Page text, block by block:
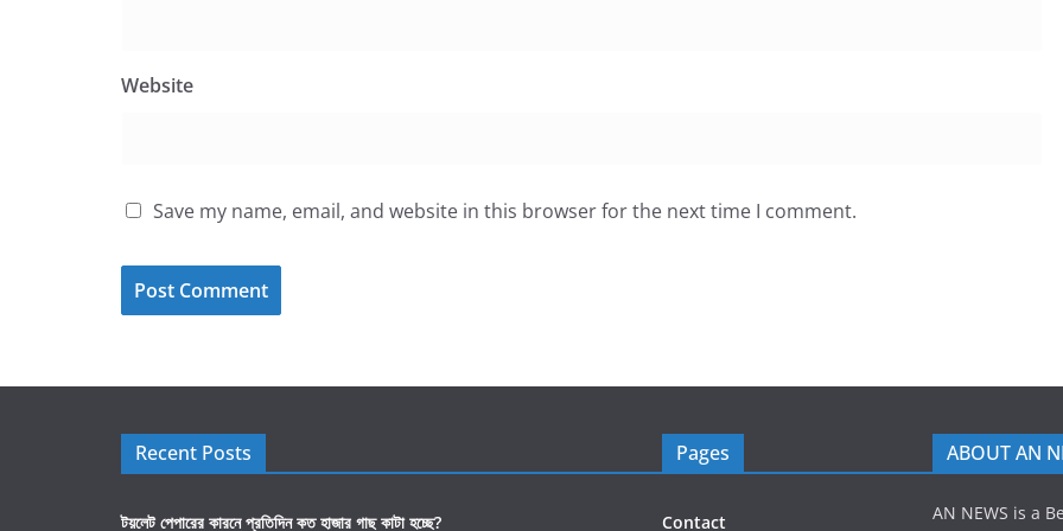
Website
Save my name, email, and website in this browser for the next time I comment.
Recent Posts
টয়লেট পেপারের কারনে প্রতিদিন কত হাজার গাছ কাটা হচ্ছে?
Pages
Contact
ABOUT AN
AN NEWS is a